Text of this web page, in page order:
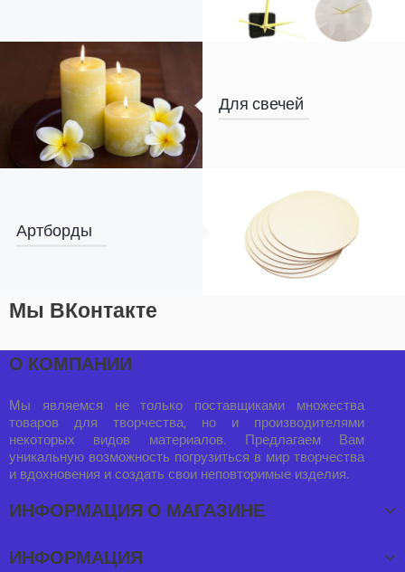
Для свечей
Артборды
Мы ВКонтакте
О КОМПАНИИ
Мы являемся не только поставщиками множества
товаров для творчества, но и производителями
некоторых видов материалов. Предлагаем Вам
уникальную возможность погрузиться в мир творчества
и вдохновения и создать свои неповторимые изделия.
ИНФОРМАЦИЯ О МАГАЗИНЕ
ИНФОРМАЦИЯ